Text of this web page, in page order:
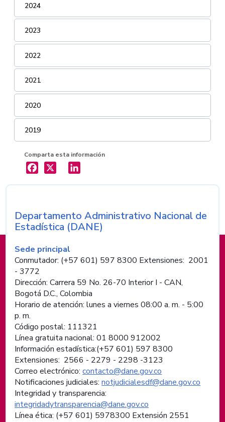
2024
2023
2022
2021
2020
2019
Comparta esta información
X LinkedIn
Información de pie de página
Nombre de la entidad
Departamento Administrativo Nacional de
Estadística (DANE)
Sede principal
Conmutador: (+57 601) 597 8300 Extensiones: 2001
- 3772
Dirección: Carrera 59 No. 26-70 Interior I - CAN,
Bogotá D.C., Colombia
Horario de atención: lunes a viernes 08:00 a. m. - 5:00
p. m.
Código postal: 111321
Línea gratuita nacional: 01 8000 912002
Información estadística:(+57 601) 597 8300
Extensiones: 2566 - 2279 - 2298 -3123
Correo electrónico:contacto@dane.gov.co
Notificaciones judiciales:notjudicialesdf@dane.gov.co
Integridad y transparencia:
integridadytransparencia@dane.gov.co
Línea ética: (+57 601) 5978300 Extensión 2551